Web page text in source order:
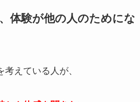
体験が他の人のためにな
えている人が、